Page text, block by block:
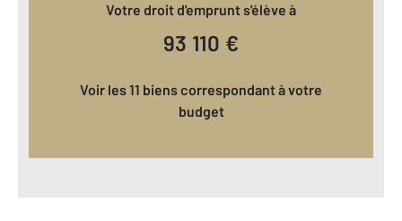
Votre droit d'emprunt s'élève à
93 110 €
Voir les 11 biens correspondant à votre
budget